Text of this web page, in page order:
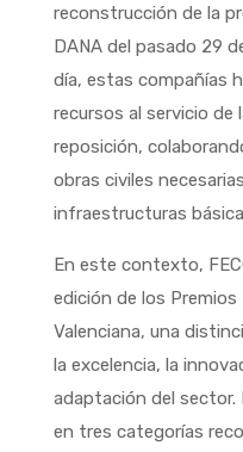
reconstrucción de la
DANA del pasado 29
día, estas compañías
recursos al servicio de
reposición,
obras civiles
infraestructuras
En este contexto,
edición de los Premios
Valenciana, una
la excelencia, la
adaptación del sector.
en tres categorías